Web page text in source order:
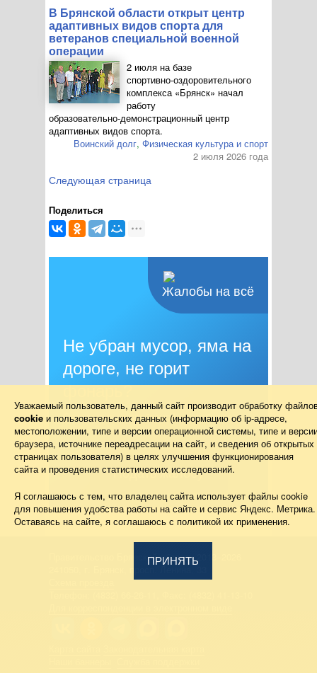
В Брянской области открыт центр
адаптивных видов спорта для
ветеранов специальной военной
операции
2 июля на базе
спортивно-оздоровительного
комплекса «Брянск» начал
работу
образовательно-демонстрационный центр
адаптивных видов спорта.
Воинский долг, Физическая культура и спорт
2 июля 2026 года
Следующая страница
Поделиться
Жалобы на всё
Не убран мусор, яма на
дороге, не горит
фонарь?
Столкнулись с проблемой — сообщите о
ней!
Подать жалобу
Правительство Брянской области 2013–2026
241050, г. Брянск, просп. Ленина, 33
Уважаемый пользователь, данный сайт производит обработку
cookie и пользовательских данных (информацию об ip-адресе,
местоположении, типе и версии операционной системы, типе и
браузера, источнике переадресации на сайт, и сведения об открытых
страницах пользователя) в целях улучшения функционирования
сайта и проведения статистических исследований.
Я соглашаюсь с тем, что владелец сайта использует файлы cookie
для повышения удобства работы на сайте и сервис Яндекс. Метрика.
Оставаясь на сайте, я соглашаюсь с политикой их применения.
ПРИНЯТЬ